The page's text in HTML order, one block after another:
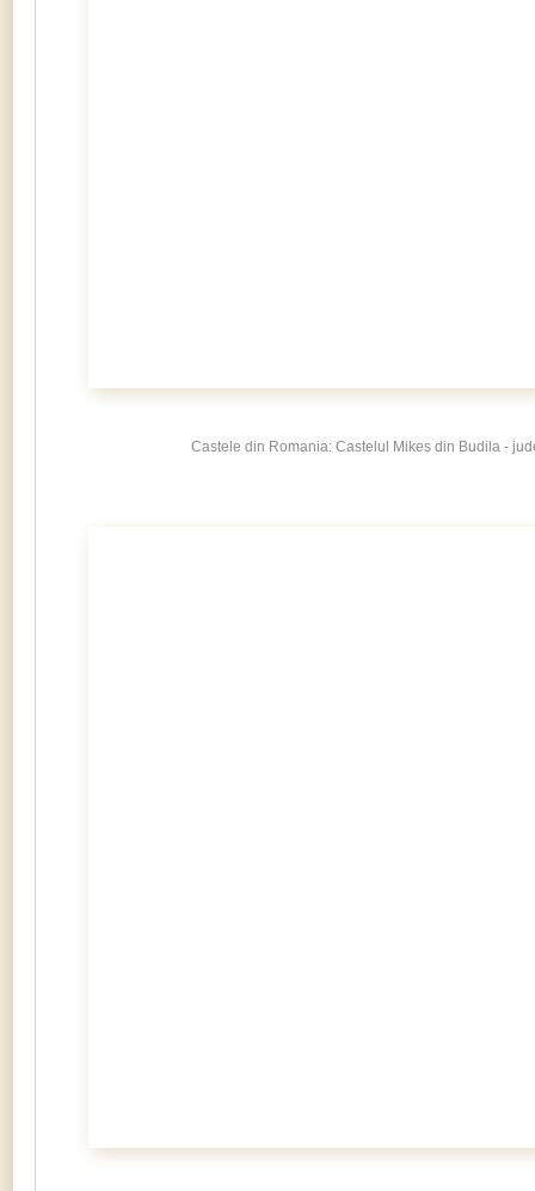
Castele din Romania: Castelul Mikes din Budila -